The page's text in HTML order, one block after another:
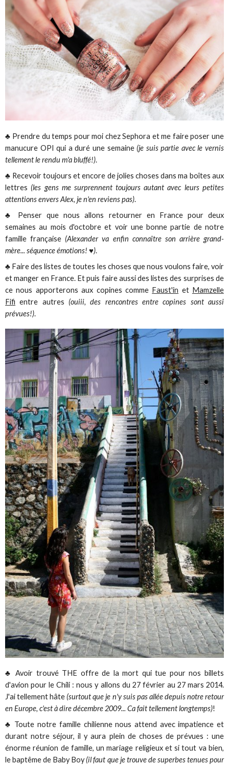
♣ Prendre du temps pour moi chez Sephora et me faire poser une
manucure OPI qui a duré une semaine (je suis partie avec le vernis
tellement le rendu m'a bluffé!).
♣ Recevoir toujours et encore de jolies choses dans ma boîtes aux
lettres (les gens me surprennent toujours autant avec leurs petites
attentions envers Alex, je n'en reviens pas).
♣ Penser que nous allons retourner en France pour deux
semaines au mois d'octobre et voir une bonne partie de notre
famille française (Alexander va enfin connaître son arrière grand-
mère... séquence émotions! ♥).
♣ Faire des listes de toutes les choses que nous voulons faire, voir
et manger en France. Et puis faire aussi des listes des surprises de
ce nous apporterons aux copines comme Faust'in et Mamzelle
Fifi entre autres (ouiii, des rencontres entre copines sont aussi
prévues!).
♣ Avoir trouvé THE offre de la mort qui tue pour nos billets
d'avion pour le Chili : nous y allons du 27 février au 27 mars 2014.
J'ai tellement hâte (surtout que je n'y suis pas allée depuis notre retour
en Europe, c'est à dire décembre 2009... Ca fait tellement longtemps)!
♣ Toute notre famille chilienne nous attend avec impatience et
durant notre séjour, il y aura plein de choses de prévues : une
énorme réunion de famille, un mariage religieux et si tout va bien,
le baptême de Baby Boy(il faut que je trouve de superbes tenues pour